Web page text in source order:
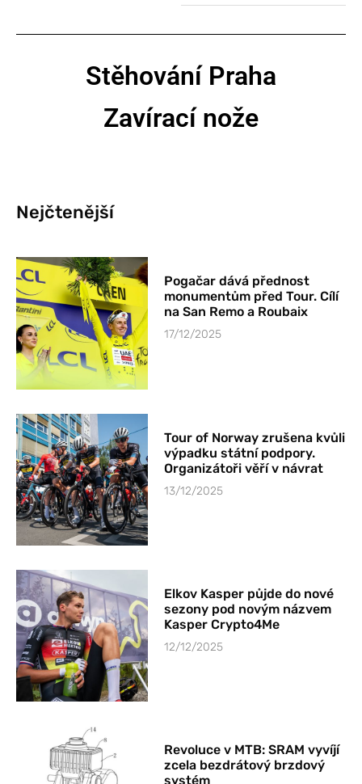
Stěhování Praha
Zavírací nože
Nejčtenější
Pogačar dává přednost
monumentům před Tour. Cílí
na San Remo a Roubaix
17/12/2025
Tour of Norway zrušena kvůli
výpadku státní podpory.
Organizátoři věří v návrat
13/12/2025
Elkov Kasper půjde do nové
sezony pod novým názvem
Kasper Crypto4Me
12/12/2025
Revoluce v MTB: SRAM vyvíjí
zcela bezdrátový brzdový
systém